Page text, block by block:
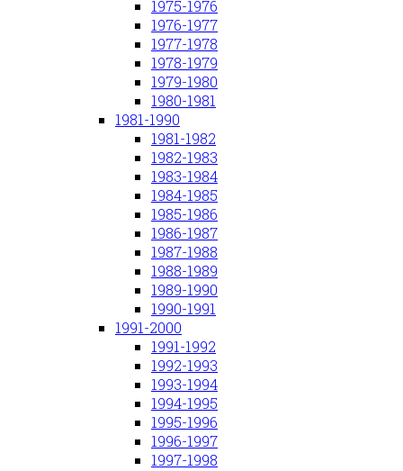
1975-1976
1976-1977
1977-1978
1978-1979
1979-1980
1980-1981
1981-1990
1981-1982
1982-1983
1983-1984
1984-1985
1985-1986
1986-1987
1987-1988
1988-1989
1989-1990
1990-1991
1991-2000
1991-1992
1992-1993
1993-1994
1994-1995
1995-1996
1996-1997
1997-1998